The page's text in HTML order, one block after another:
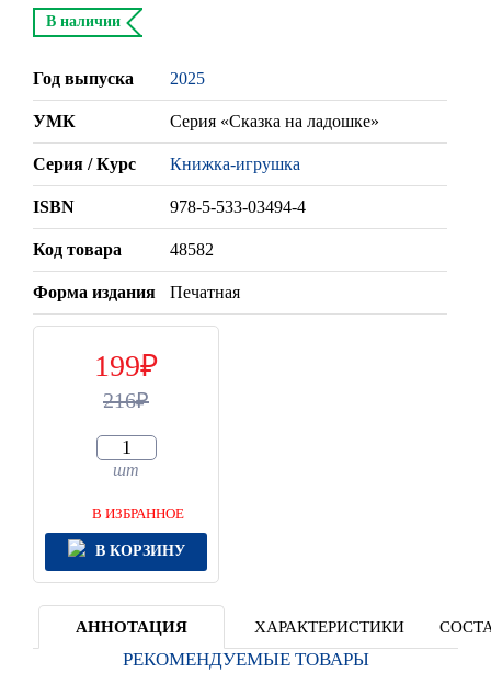
В наличии
Год выпуска 2025
УМК Серия «Сказка на ладошке»
Серия / Курс Книжка-игрушка
ISBN 978-5-533-03494-4
Код товара 48582
Форма издания Печатная
199
216
шт
В ИЗБРАННОЕ
В КОРЗИНУ
АННОТАЦИЯ ХАРАКТЕРИСТИКИ
РЕКОМЕНДУЕМЫЕ ТОВАРЫ